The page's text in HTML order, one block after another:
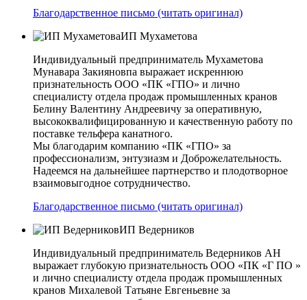
Благодарственное письмо (читать оригинал)
ИП Мухаметова
Индивидуальный предприниматель Мухаметова
Мунавара Закияновпа выражает искреннюю
признательность ООО «ПК «ГПО» и лично
специалисту отдела продаж промышленных кранов
Белину Валентину Андреевичу за оперативную,
высококвалифицированную и качественную работу по
поставке тельфера канатного.
Мы благодарим компанию «ПК «ГПО» за
профессионализм, энтузиазм и Доброжелательность.
Надеемся на дальнейшее партнерство и плодотворное
взаимовыгодное сотрудничество.
Благодарственное письмо (читать оригинал)
ИП Ведерников
Индивидуальный предприниматель Ведерников АН
выражает глубокую признательность ООО «ПК «Г ПО »
и лично специалисту отдела продаж промышленных
кранов Михалевой Татьяне Евгеньевне за